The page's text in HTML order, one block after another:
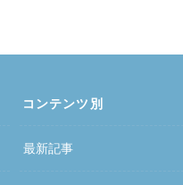
コンテンツ別
最新記事